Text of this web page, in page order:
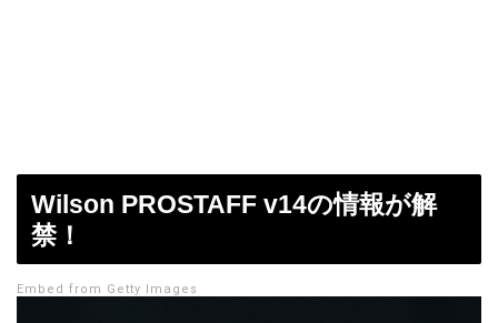
Wilson PROSTAFF v14の情報が解
禁！
Embed from Getty Images